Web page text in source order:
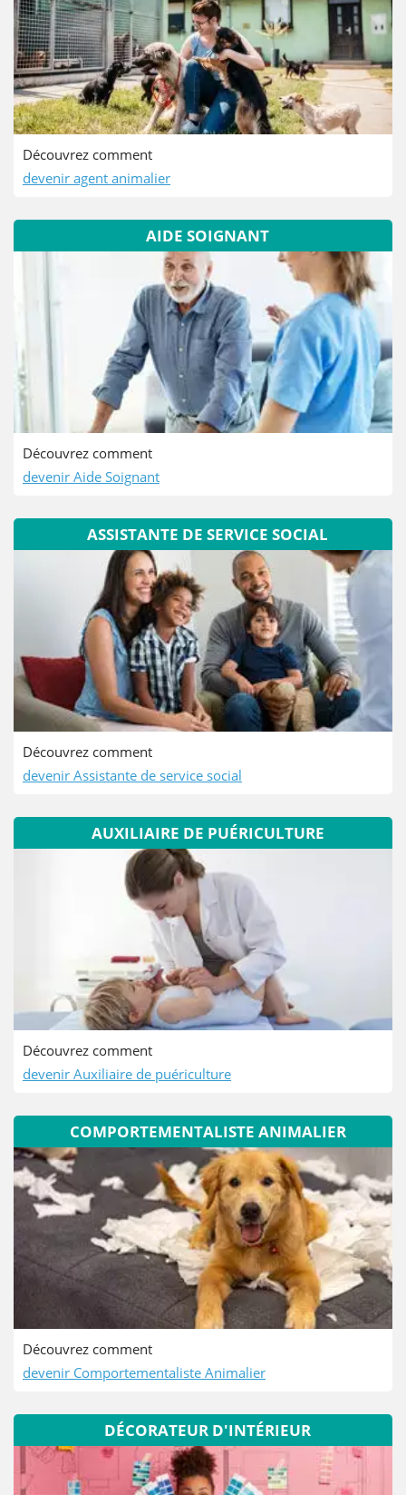
Découvrez comment
devenir agent animalier
AIDE SOIGNANT
Découvrez comment
devenir Aide Soignant
ASSISTANTE DE SERVICE SOCIAL
Découvrez comment
devenir Assistante de service social
AUXILIAIRE DE PUÉRICULTURE
Découvrez comment
devenir Auxiliaire de puériculture
COMPORTEMENTALISTE ANIMALIER
Découvrez comment
devenir Comportementaliste Animalier
DÉCORATEUR D'INTÉRIEUR